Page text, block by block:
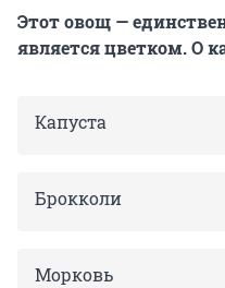
Этот овощ —
является цветком. О
Капуста
Брокколи
Морковь